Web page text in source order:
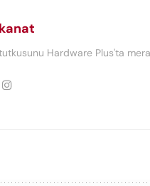
Hardware Plus'ta